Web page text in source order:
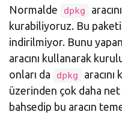
Normalde dpkg
kurabiliyoruz. Bu
indirilmiyor. Bunu yapan
aracını kullanarak
onları da
dpkg
üzerinden çok daha
bahsedip bu aracın